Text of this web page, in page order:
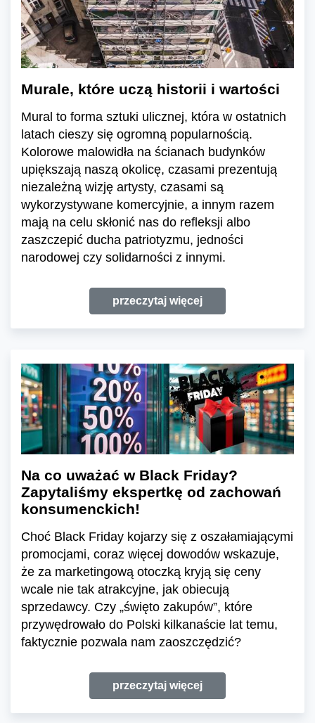
Murale, które uczą historii i wartości
Mural to forma sztuki ulicznej, która w ostatnich
latach cieszy się ogromną popularnością.
Kolorowe malowidła na ścianach budynków
upiększają naszą okolicę, czasami prezentują
niezależną wizję artysty, czasami są
wykorzystywane komercyjnie, a innym razem
mają na celu skłonić nas do refleksji albo
zaszczepić ducha patriotyzmu, jedności
narodowej czy solidarności z innymi.
przeczytaj więcej
Na co uważać w Black Friday?
Zapytaliśmy ekspertkę od zachowań
konsumenckich!
Choć Black Friday kojarzy się z oszałamiającymi
promocjami, coraz więcej dowodów wskazuje,
że za marketingową otoczką kryją się ceny
wcale nie tak atrakcyjne, jak obiecują
sprzedawcy. Czy „święto zakupów”, które
przywędrowało do Polski kilkanaście lat temu,
faktycznie pozwala nam zaoszczędzić?
przeczytaj więcej